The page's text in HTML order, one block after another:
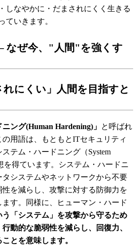
しなやかに・だまされにくく生きる
ていきます。
なぜ今、 "人間 "を強くす
れにくい」人間を目指すと
ニング(Human Hardening) 」 と呼ばれ
用語は、もともとITセキュリティ
テム・ハードニング（System
を得ています。システム・ハードニ
システムやネットワークから不要
を減らし、攻撃に対する防御力を
す。同様に、ヒューマン・ハード
う「システム」を攻撃から守るため
動的な脆弱性を減らし、回復力、
とを意味します。